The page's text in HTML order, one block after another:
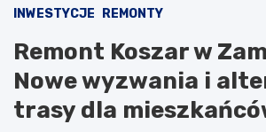
INWESTYCJE REMONTY
Remont Koszar w
Nowe wyzwania i
trasy dla